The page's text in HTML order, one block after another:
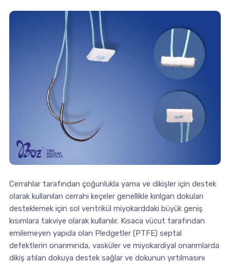
Cerrahlar tarafından çoğunlukla yama ve dikişler için destek
olarak kullanılan cerrahi keçeler genellikle kırılgan dokuları
desteklemek için sol ventrikül miyokarddaki büyük geniş
kısımlara takviye olarak kullanılır. Kısaca vücut tarafından
emilemeyen yapıda olan Pledgetler (PTFE) septal
defektlerin onarımında, vasküler ve miyokardiyal onarımlarda
dikiş atılan dokuya destek sağlar ve dokunun yırtılmasını